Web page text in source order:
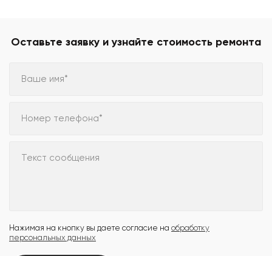
Оставьте заявку и узнайте стоимость ремонта
Ваше имя*
Номер телефона*
Текст сообщения
Нажимая на кнопку вы даете согласие на обработку
персональных данных